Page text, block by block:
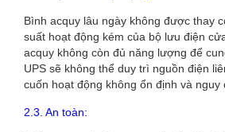
Bình acquy lâu ngày không được thay
suất hoạt động kém của bộ lưu điện
acquy không còn đủ năng lượng để
UPS sẽ không thể duy trì nguồn điện
cuốn hoạt động không ổn định và nguy
2.3. An toàn: